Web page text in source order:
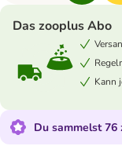
Das zooplus Abo
Kann
Du sammelst